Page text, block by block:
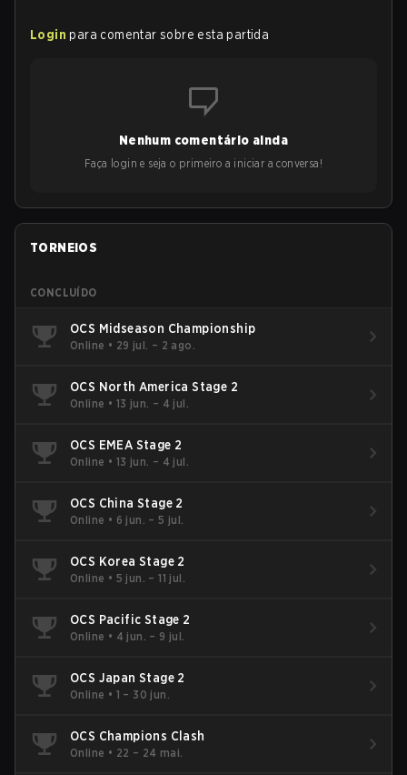
Login para comentar sobre esta partida
Nenhum comentário ainda
Faça login e seja o primeiro a iniciar a conversa!
TORNEIOS
CONCLUÍDO
OCS Midseason Championship
Online • 29 jul. – 2 ago.
OCS North America Stage 2
Online • 13 jun. – 4 jul.
OCS EMEA Stage 2
Online • 13 jun. – 4 jul.
OCS China Stage 2
Online • 6 jun. – 5 jul.
OCS Korea Stage 2
Online • 5 jun. – 11 jul.
OCS Pacific Stage 2
Online • 4 jun. – 9 jul.
OCS Japan Stage 2
Online • 1 – 30 jun.
OCS Champions Clash
Online • 22 – 24 mai.